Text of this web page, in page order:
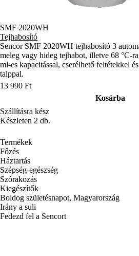
SMF 2020WH
Tejhabosító
Sencor SMF 2020WH tejhabosító 3
meleg vagy hideg tejhabot, illetve 68 °C-
ml-es kapacitással, cserélhető feltétekkel
talppal.
13 990 Ft
Kosárba
Szállításra kész
Készleten 2 db.
Termékek
Főzés
Háztartás
Szépség-egészség
Szórakozás
Kiegészítők
Boldog születésnapot, Magyarország
Irány a suli
Fedezd fel a Sencort